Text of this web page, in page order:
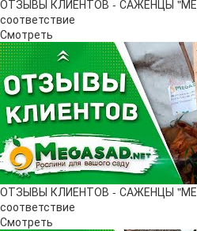
ОТЗЫВЫ КЛИЕНТОВ - САЖЕНЦЫ
соответствие
Смотреть
ОТЗЫВЫ КЛИЕНТОВ - САЖЕНЦЫ
соответствие
Смотреть